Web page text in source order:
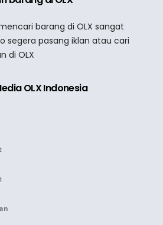
barang di OLX sangat
segera pasang iklan atau cari
di OLX
OLX Indonesia